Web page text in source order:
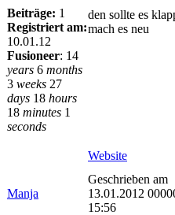
Beiträge: 1
Registriert am:
10.01.12
Fusioneer: 14
years 6 months
3 weeks 27
days 18 hours
18 minutes 1
seconds
den sollte es
mach es neu
Website
Manja
Geschrieben am
13.01.2012
15:56